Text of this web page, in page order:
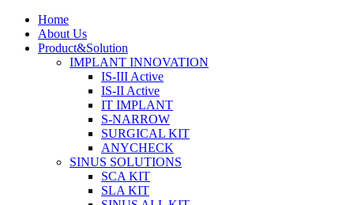
Home
About Us
Product&Solution
IMPLANT INNOVATION
IS-III Active
IS-II Active
IT IMPLANT
S-NARROW
SURGICAL KIT
ANYCHECK
SINUS SOLUTIONS
SCA KIT
SLA KIT